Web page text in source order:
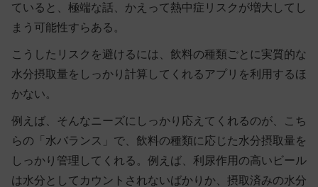
ていると、極端な話、かえって熱中症リスクが増大してし
まう可能性すらある。
こうしたリスクを避けるには、飲料の種類ごとに実質的な
水分摂取量をしっかり計算してくれるアプリを利用するほ
かない。
例えば、そんなニーズにしっかり応えてくれるのが、こち
らの「水バランス」で、飲料の種類に応じた水分摂取量を
しっかり管理してくれる。例えば、利尿作用の高いビール
は水分としてカウントされないばかりか、摂取済みの水分